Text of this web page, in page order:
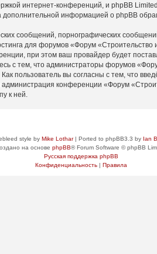
интернет-конференций, и phpBB
дополнительной информацией о phpBB
сообщений, порнографических
для форумов «Форум
при этом ваш провайдер будет
с тем, что администраторы форумов
пользователь вы согласны с тем, что
конференции «Форум
к ней.
style by Mike Lothar| Ported to phpBB3.3 by Ian
на основе phpBB® Forum Software © phpBB
Русская поддержка phpBB
Конфиденциальность| Правила